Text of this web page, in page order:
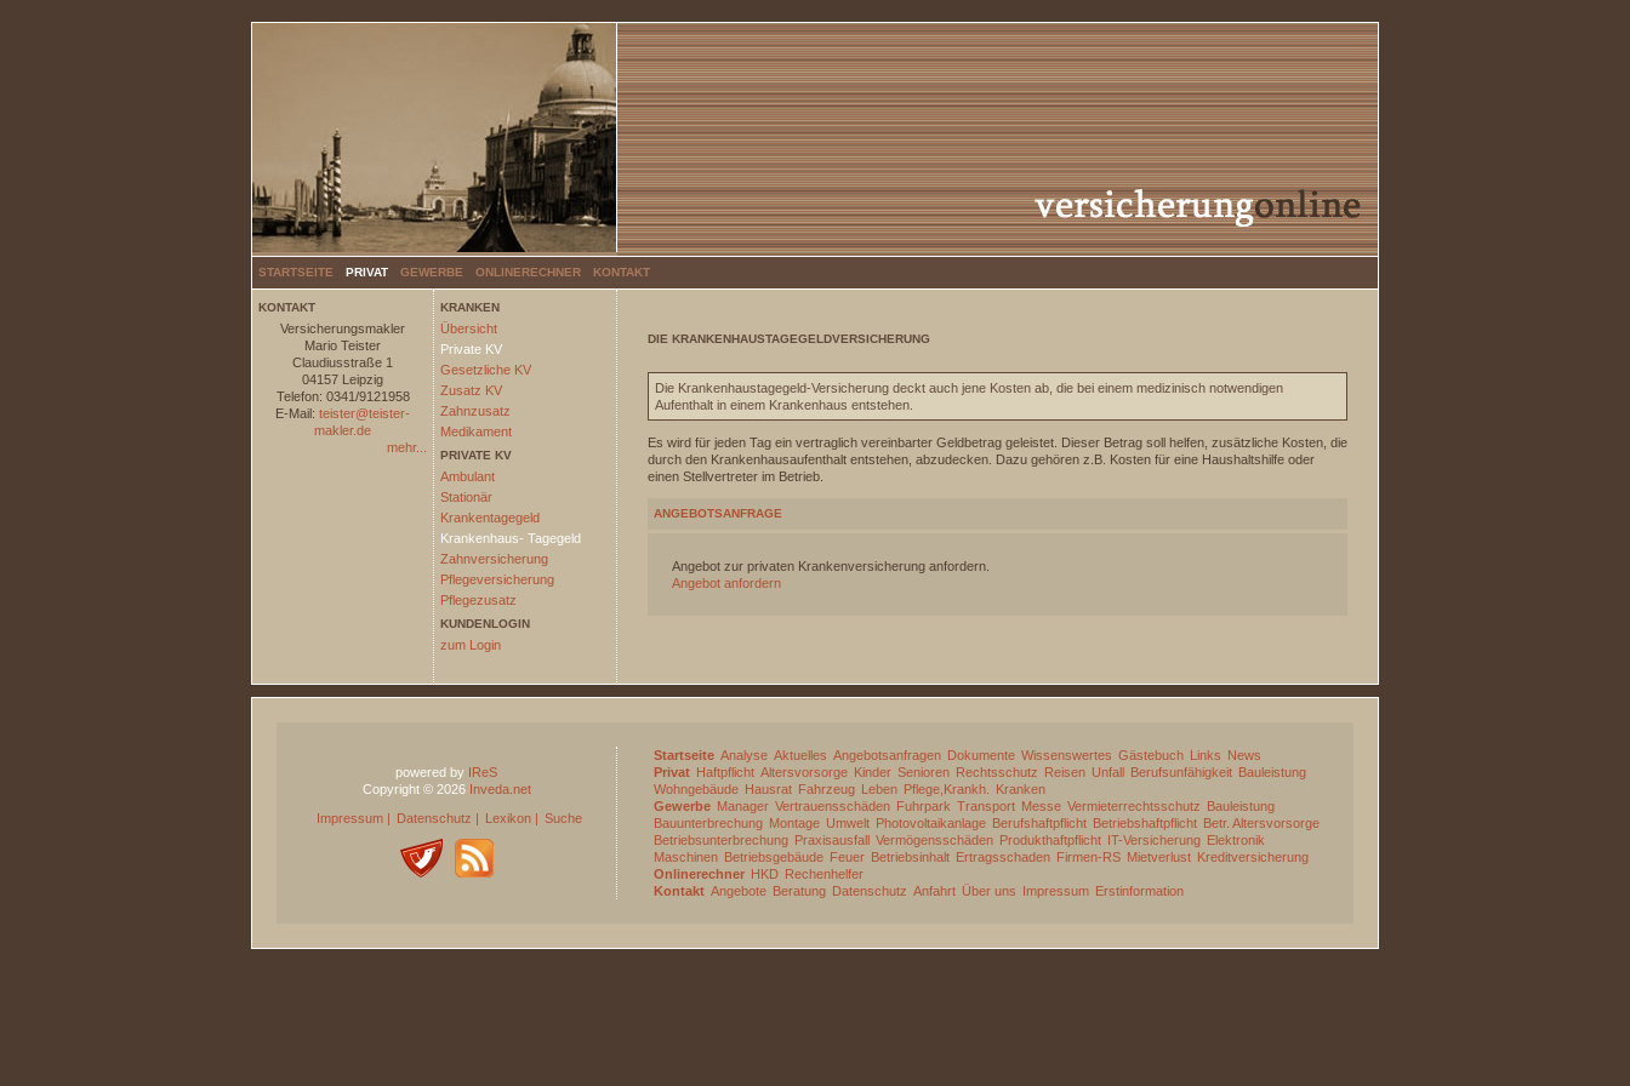
STARTSEITE PRIVAT GEWERBE ONLINERECHNER KONTAKT
KONTAKT
Versicherungsmakler
Mario Teister
Claudiusstraße 1
04157 Leipzig
Telefon: 0341/9121958
E-Mail: teister@teister-
makler.de
mehr...
KRANKEN
Übersicht
Private KV
Gesetzliche KV
Zusatz KV
Zahnzusatz
Medikament
PRIVATE KV
Ambulant
Stationär
Krankentagegeld
Krankenhaus- Tagegeld
Zahnversicherung
Pflegeversicherung
Pflegezusatz
KUNDENLOGIN
zum Login
DIE KRANKENHAUSTAGEGELDVERSICHERUNG
Die Krankenhaustagegeld-Versicherung deckt auch jene Kosten ab, die bei einem medizinisch notwendigen
Aufenthalt in einem Krankenhaus entstehen.
Es wird für jeden Tag ein vertraglich vereinbarter Geldbetrag geleistet. Dieser Betrag soll helfen, zusätzliche Kosten, die
durch den Krankenhausaufenthalt entstehen, abzudecken. Dazu gehören z.B. Kosten für eine Haushaltshilfe oder
einen Stellvertreter im Betrieb.
ANGEBOTSANFRAGE
Angebot zur privaten Krankenversicherung anfordern.
Angebot anfordern
powered by IReS
Copyright © 2026 Inveda.net
Impressum | Datenschutz | Lexikon | Suche
Startseite Analyse Aktuelles Angebotsanfragen Dokumente Wissenswertes Gästebuch Links News
Privat Haftpflicht Altersvorsorge Kinder Senioren Rechtsschutz Reisen Unfall Berufsunfähigkeit Bauleistung
Wohngebäude Hausrat Fahrzeug Leben Pflege,Krankh.
Kranken
Gewerbe Manager Vertrauensschäden Fuhrpark Transport Messe Vermieterrechtsschutz Bauleistung
Bauunterbrechung Montage Umwelt Photovoltaikanlage Berufshaftpflicht Betriebshaftpflicht Betr. Altersvorsorge
Betriebsunterbrechung Praxisausfall Vermögensschäden Produkthaftpflicht IT-Versicherung Elektronik
Maschinen Betriebsgebäude Feuer Betriebsinhalt Ertragsschaden Firmen-RS Mietverlust Kreditversicherung
Onlinerechner HKD Rechenhelfer
Kontakt Angebote Beratung Datenschutz Anfahrt Über uns Impressum Erstinformation